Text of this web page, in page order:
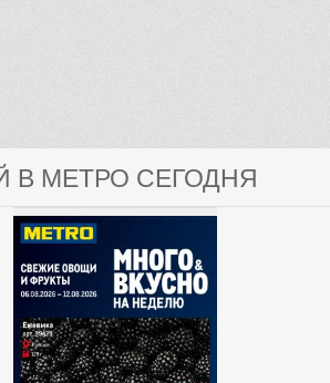
В МЕТРО СЕГОДНЯ